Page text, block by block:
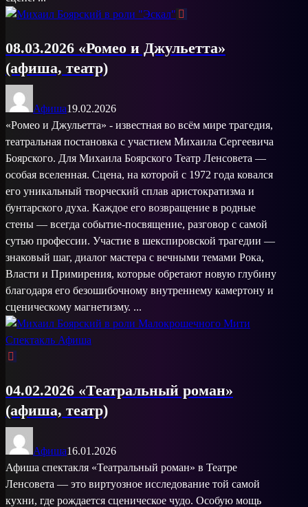
08.03.2026 «Ромео и Джульетта»
(афиша, театр)
Афиша19.02.2026
«Ромео и Джульетта» - известная во всём мире трагедия,
театральная постановка с участием Михаила Сергеевича
Боярского. Для Михаила Боярского Театр Ленсовета —
особая вселенная. Сцена, на которой с 1972 года ковался
его уникальный творческий сплав аристократизма и
бунтарского духа. Каждое его возвращение в родные
стены — всегда событие-посвящение, разговор с самой
сутью профессии. Участие в шекспировской трагедии —
знаковый шаг, диалог мастера с вечными темами Рока,
Власти и Примирения, которые обретают новую глубину
благодаря его безошибочному внутреннему камертону и
сценическому магнетизму. ...
04.02.2026 «Театральный роман»
(афиша, театр)
Афиша16.01.2026
Афиша спектакля «Театральный роман» в Театре
Ленсовета — это виртуозное исследование той самой
кухни, где рождается сценическое чудо. Особую мощь